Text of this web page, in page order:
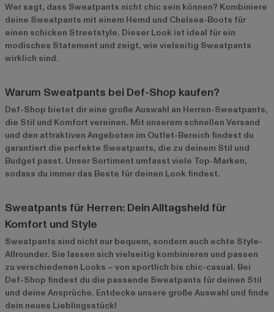
Wer sagt, dass Sweatpants nicht chic sein können? Kombiniere
deine Sweatpants mit einem Hemd und Chelsea-Boots für
einen schicken Streetstyle. Dieser Look ist ideal für ein
modisches Statement und zeigt, wie vielseitig Sweatpants
wirklich sind.
Warum Sweatpants bei Def-Shop kaufen?
Def-Shop bietet dir eine große Auswahl an Herren-Sweatpants,
die Stil und Komfort vereinen. Mit unserem schnellen Versand
und den attraktiven Angeboten im Outlet-Bereich findest du
garantiert die perfekte Sweatpants, die zu deinem Stil und
Budget passt. Unser Sortiment umfasst viele Top-Marken,
sodass du immer das Beste für deinen Look findest.
Sweatpants für Herren: Dein Alltagsheld für
Komfort und Style
Sweatpants sind nicht nur bequem, sondern auch echte Style-
Allrounder. Sie lassen sich vielseitig kombinieren und passen
zu verschiedenen Looks – von sportlich bis chic-casual. Bei
Def-Shop findest du die passende Sweatpants für deinen Stil
und deine Ansprüche. Entdecke unsere große Auswahl und finde
dein neues Lieblingsstück!